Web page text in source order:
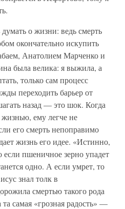
о жизни: ведь смерть
окончательно искупить
Анатолием Марченко и
была велика: я выжила, а
только сам процесс
переходить барьер от
назад — это шок. Когда
ему легче не
его смерть непоправимо
жизнь его идее. «Истинно,
пшеничное зерно упадет
одно. А если умрет, то
знал толк в
смертью такого рода
самая «грозная радость» —